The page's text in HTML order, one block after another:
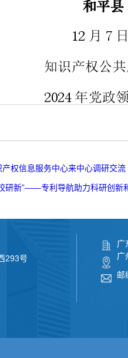
产权信息服务中心来中心调研交流
研新”——专利导航助力科研创新
广
广
邮
293号